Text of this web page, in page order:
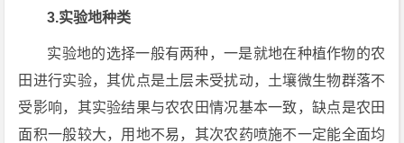
3.实验地种类
实验地的选择一般有两种，一是就地在种植作物的农
田进行实验，其优点是土层未受扰动，土壤微生物群落不
受影响，其实验结果与农农田情况基本一致，缺点是农田
面积一般较大，用地不易，其次农药喷施不一定能全面均